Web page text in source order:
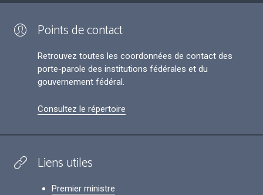
Points de contact
Retrouvez toutes les coordonnées de contact des
porte-parole des institutions fédérales et du
gouvernement fédéral.
Consultez le répertoire
Liens utiles
Premier ministre